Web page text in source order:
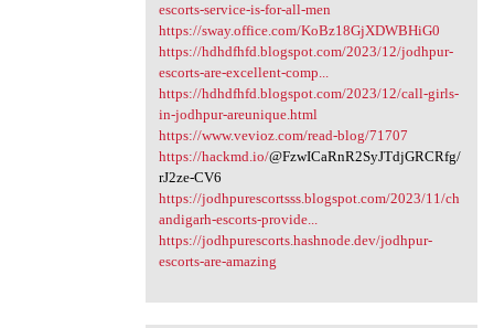
escorts-service-is-for-all-men
https://sway.office.com/KoBz18GjXDWBHiG0
https://hdhdfhfd.blogspot.com/2023/12/jodhpur-
escorts-are-excellent-comp...
https://hdhdfhfd.blogspot.com/2023/12/call-girls-
in-jodhpur-areunique.html
https://www.vevioz.com/read-blog/71707
https://hackmd.io/@FzwICaRnR2SyJTdjGRCRfg/
rJ2ze-CV6
https://jodhpurescortsss.blogspot.com/2023/11/ch
andigarh-escorts-provide...
https://jodhpurescorts.hashnode.dev/jodhpur-
escorts-are-amazing